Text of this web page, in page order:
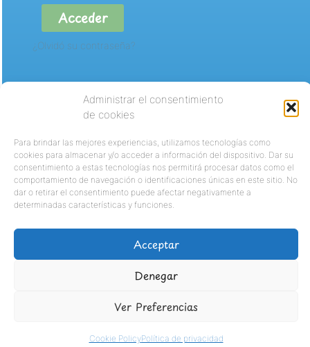
Administrar el consentimiento
de cookies
Para brindar las mejores experiencias, utilizamos tecnologías como
cookies para almacenar y/o acceder a información del dispositivo. Dar su
consentimiento a estas tecnologías nos permitirá procesar datos como el
comportamiento de navegación o identificaciones únicas en este sitio. No
dar o retirar el consentimiento puede afectar negativamente a
determinadas características y funciones.
Acceptar
Denegar
Ver Preferencias
Cookie PolicyPolítica de privacidad
Acceder
¿Olvidó su contraseña?